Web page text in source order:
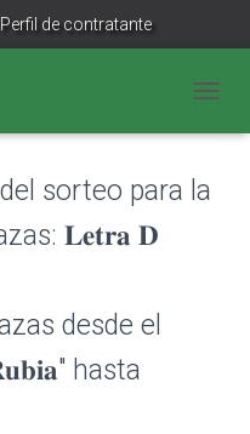
Perfil de contratante
sorteo para la
𝐋𝐞𝐭𝐫𝐚 𝐃
desde el
hasta